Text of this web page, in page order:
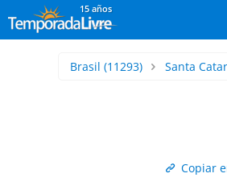
15 años
Brasil (11293) Santa
Copiar